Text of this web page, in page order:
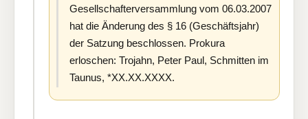
Gesellschafterversammlung vom 06.03.2007
hat die Änderung des § 16 (Geschäftsjahr)
der Satzung beschlossen. Prokura
erloschen: Trojahn, Peter Paul, Schmitten im
Taunus, *XX.XX.XXXX.